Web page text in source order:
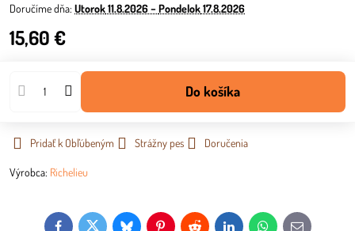
Doručíme dňa: Utorok11.8.2026 − Pondelok17.8.2026
15,60 €
Do košíka
Pridať k Obľúbeným Strážny pes Doručenia
Výrobca: Richelieu